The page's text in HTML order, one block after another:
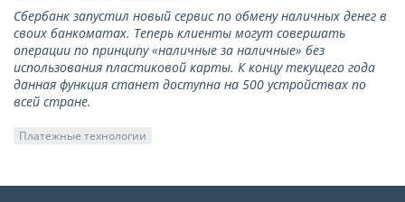
Сбербанк запустил новый сервис по обмену наличных денег в
своих банкоматах. Теперь клиенты могут совершать
операции по принципу «наличные за наличные» без
использования пластиковой карты. К концу текущего года
данная функция станет доступна на 500 устройствах по
всей стране.
Платежные технологии